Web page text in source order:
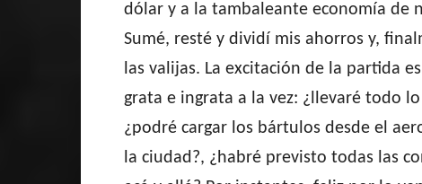
dólar y a la tambaleante economía de
Sumé, resté y dividí mis ahorros y,
las valijas. La excitación de la partida
grata e ingrata a la vez: ¿llevaré todo lo
¿podré cargar los bártulos desde el
la ciudad?, ¿habré previsto todas las